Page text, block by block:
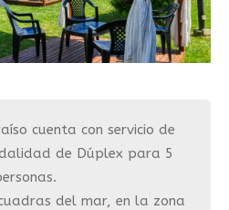
cuenta con servicio de
de Dúplex para 5
del mar, en la zona